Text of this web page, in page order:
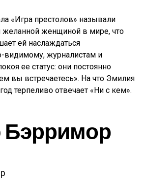
«Игра престолов» называли
желанной женщиной в мире, что
ей наслаждаться
видимому, журналистам и
ее статус: они постоянно
вы встречаетесь». На что Эмилия
терпеливо отвечает «Ни с кем».
Бэрримор